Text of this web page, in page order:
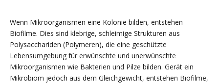
Wenn Mikroorganismen eine Kolonie bilden, entstehen
Biofilme. Dies sind klebrige, schleimige Strukturen aus
Polysacchariden (Polymeren), die eine geschützte
Lebensumgebung für erwünschte und unerwünschte
Mikroorganismen wie Bakterien und Pilze bilden. Gerät ein
Mikrobiom jedoch aus dem Gleichgewicht, entstehen Biofilme,